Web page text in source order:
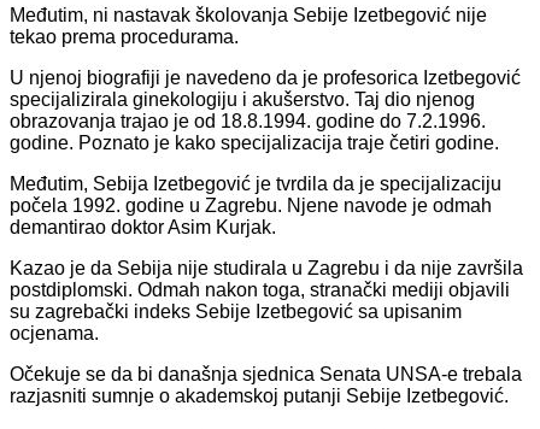
Međutim, ni nastavak školovanja Sebije Izetbegović nije
tekao prema procedurama.
U njenoj biografiji je navedeno da je profesorica Izetbegović
specijalizirala ginekologiju i akušerstvo. Taj dio njenog
obrazovanja trajao je od 18.8.1994. godine do 7.2.1996.
godine. Poznato je kako specijalizacija traje četiri godine.
Međutim, Sebija Izetbegović je tvrdila da je specijalizaciju
počela 1992. godine u Zagrebu. Njene navode je odmah
demantirao doktor Asim Kurjak.
Kazao je da Sebija nije studirala u Zagrebu i da nije završila
postdiplomski. Odmah nakon toga, stranački mediji objavili
su zagrebački indeks Sebije Izetbegović sa upisanim
ocjenama.
Očekuje se da bi današnja sjednica Senata UNSA-e trebala
razjasniti sumnje o akademskoj putanji Sebije Izetbegović.